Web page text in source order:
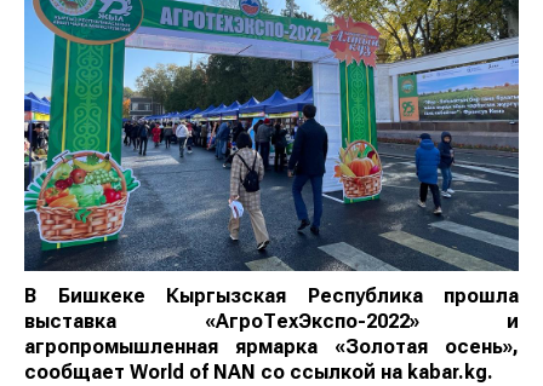
В Бишкеке Кыргызская Республика прошла
выставка «АгроТехЭкспо-2022» и
агропромышленная ярмарка «Золотая осень»,
сообщает World of NAN со ссылкой на kabar.kg.